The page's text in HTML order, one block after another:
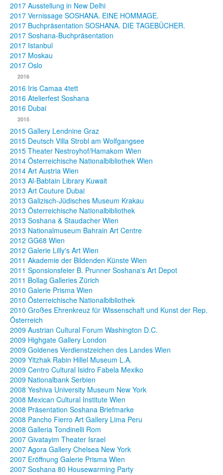
2017 Ausstellung in New Delhi
2017 Vernissage SOSHANA. EINE HOMMAGE.
2017 Buchpräsentation SOSHANA. DIE TAGEBÜCHER.
2017 Soshana-Buchpräsentation
2017 Istanbul
2017 Moskau
2017 Oslo
2016
2016 Iris Camaa 4tett
2016 Atelierfest Soshana
2016 Dubai
2015
2015 Gallery Lendnine Graz
2015 Deutsch Villa Strobl am Wolfgangsee
2015 Theater Nestroyhof/Hamakom Wien
2014 Österreichische Nationalbibliothek Wien
2014 Art Austria Wien
2013 Al-Babtain Library Kuwait
2013 Art Couture Dubai
2013 Galizisch-Jüdisches Museum Krakau
2013 Österreichische Nationalbibliothek
2013 Soshana & Staudacher Wien
2013 Nationalmuseum Bahrain Art Centre
2012 GG68 Wien
2012 Galerie Lilly's Art Wien
2011 Akademie der Bildenden Künste Wien
2011 Sponsionsfeier B. Prunner Soshana's Art Depot
2011 Bollag Galleries Zürich
2010 Galerie Prisma Wien
2010 Österreichische Nationalbibliothek
2010 Großes Ehrenkreuz für Wissenschaft und Kunst der Rep.
Österreich
2009 Austrian Cultural Forum Washington D.C.
2009 Highgate Gallery London
2009 Goldenes Verdienstzeichen des Landes Wien
2009 Yitzhak Rabin Hillel Museum L.A.
2009 Centro Cultural Isidro Fabela Mexiko
2009 Nationalbank Serbien
2008 Yeshiva University Museum New York
2008 Mexican Cultural Institute Wien
2008 Präsentation Soshana Briefmarke
2008 Pancho Fierro Art Gallery Lima Peru
2008 Galleria Tondinelli Rom
2007 Givatayim Theater Israel
2007 Agora Gallery Chelsea New York
2007 Eröffnung Galerie Prisma Wien
2007 Soshana 80 Housewarming Party